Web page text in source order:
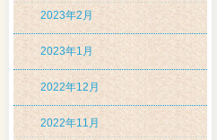
2023年2月
2023年1月
2022年12月
2022年11月